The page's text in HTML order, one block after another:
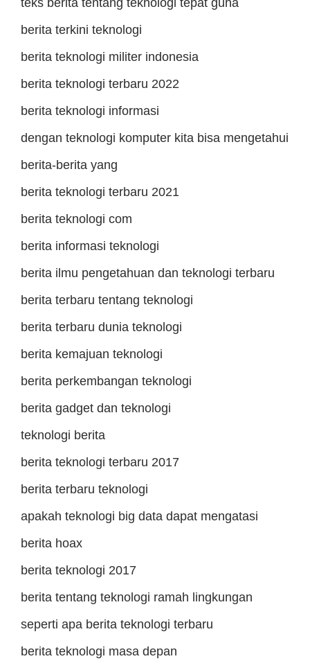
teks berita tentang teknologi tepat guna
berita terkini teknologi
berita teknologi militer indonesia
berita teknologi terbaru 2022
berita teknologi informasi
dengan teknologi komputer kita bisa mengetahui
berita-berita yang
berita teknologi terbaru 2021
berita teknologi com
berita informasi teknologi
berita ilmu pengetahuan dan teknologi terbaru
berita terbaru tentang teknologi
berita terbaru dunia teknologi
berita kemajuan teknologi
berita perkembangan teknologi
berita gadget dan teknologi
teknologi berita
berita teknologi terbaru 2017
berita terbaru teknologi
apakah teknologi big data dapat mengatasi
berita hoax
berita teknologi 2017
berita tentang teknologi ramah lingkungan
seperti apa berita teknologi terbaru
berita teknologi masa depan